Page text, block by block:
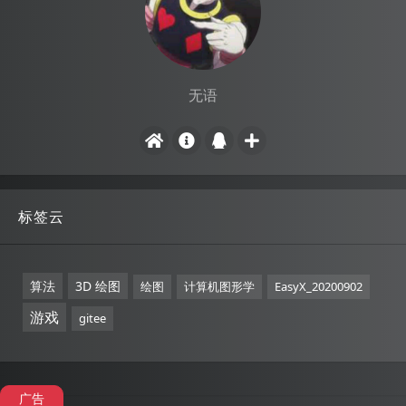
无语
标签云
算法 3D 绘图 绘图 计算机图形学 EasyX_20200902
游戏 gitee
广告